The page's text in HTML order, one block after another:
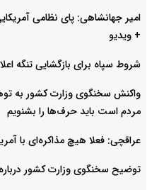
امیر جهانشاهی: پای نظامی
+ ویدیو
شروط سپاه برای بازگشایی تنگه
واکنش سخنگوی وزارت کشور به
مردم است باید حرف‌ها را بشنویم
عراقچی: فعلا هیچ مذاکره‌ای با
توضیح سخنگوی وزارت کشور